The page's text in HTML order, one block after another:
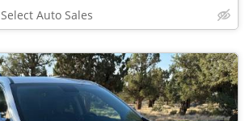
Select Auto Sales